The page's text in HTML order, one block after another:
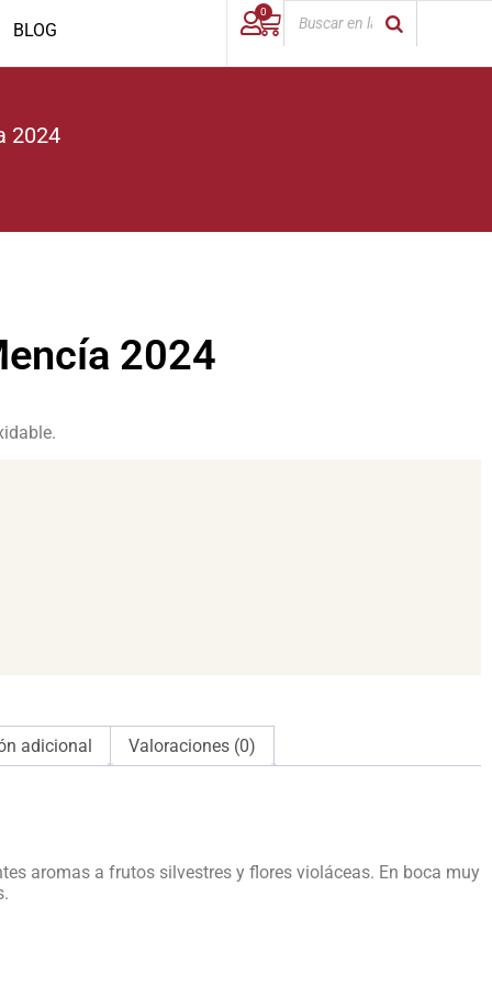
BLOG
0
2024
2024
adicional Valoraciones (0)
aromas a frutos silvestres y flores violáceas. En boca muy